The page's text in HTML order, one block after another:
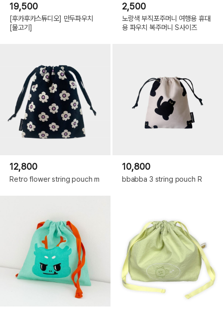
19,500
[후카후카스튜디오] 만두파우치
[물고기]
2,500
노랑색 부직포주머니 여행용 휴대
용 파우치 복주머니 S사이즈
12,800
Retro flower string pouch m
10,800
bbabba 3 string pouch R